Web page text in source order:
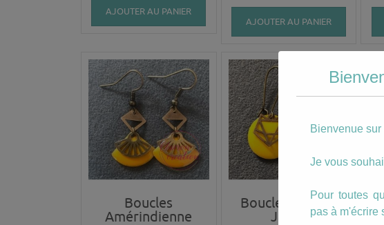
AJOUTER AU PANIER
AJOUTER AU PANIER
Boucles
Amérindienne
Boucles Renard
Jaune
Bienvenue
Je vous
Pour toutes
pas à m'écrire